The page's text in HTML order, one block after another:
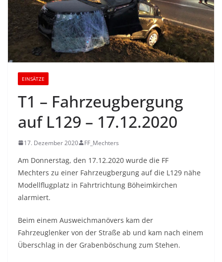
EINSÄTZE
T1 – Fahrzeugbergung
auf L129 – 17.12.2020
17. Dezember 2020 FF_Mechters
Am Donnerstag, den 17.12.2020 wurde die FF
Mechters zu einer Fahrzeugbergung auf die L129 nähe
Modellflugplatz in Fahrtrichtung Böheimkirchen
alarmiert.
Beim einem Ausweichmanövers kam der
Fahrzeuglenker von der Straße ab und kam nach einem
Überschlag in der Grabenböschung zum Stehen.